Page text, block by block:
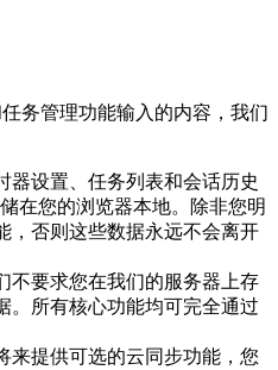
务管理功能输入的内容，我们
器设置、任务列表和会话历史
在您的浏览器本地。除非您明
，否则这些数据永远不会离开
不要求您在我们的服务器上存
。所有核心功能均可完全通过
来提供可选的云同步功能，您